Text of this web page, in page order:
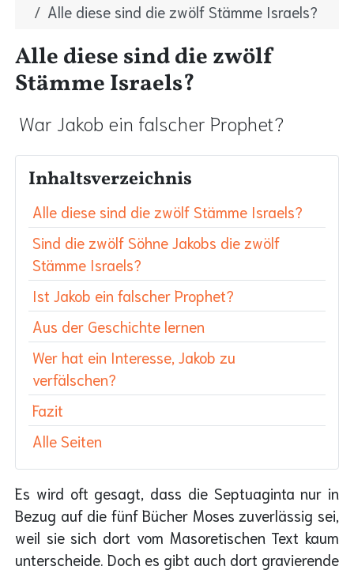
Alle diese sind die zwölf Stämme Israels?
Alle diese sind die zwölf
Stämme Israels?
War Jakob ein falscher Prophet?
Inhaltsverzeichnis
Alle diese sind die zwölf Stämme Israels?
Sind die zwölf Söhne Jakobs die zwölf
Stämme Israels?
Ist Jakob ein falscher Prophet?
Aus der Geschichte lernen
Wer hat ein Interesse, Jakob zu
verfälschen?
Fazit
Alle Seiten
Es wird oft gesagt, dass die Septuaginta nur in
Bezug auf die fünf Bücher Moses zuverlässig sei,
weil sie sich dort vom Masoretischen Text kaum
unterscheide. Doch es gibt auch dort gravierende